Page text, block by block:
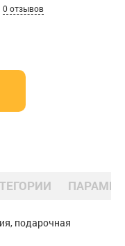
0 отзывов
подарочная